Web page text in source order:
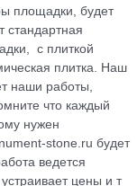
площадки, будет
стандартная
с плиткой
плитка. Наш
наши работы,
что каждый
нужен
stone.ru будет
ведется
устраивает цены и т